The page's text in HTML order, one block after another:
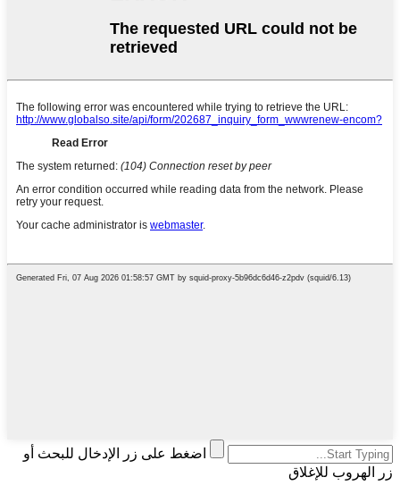
اضغط على زر الإدخال للبحث أو
زر الهروب للإغلاق